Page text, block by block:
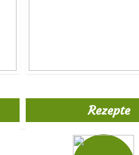
Rezepte